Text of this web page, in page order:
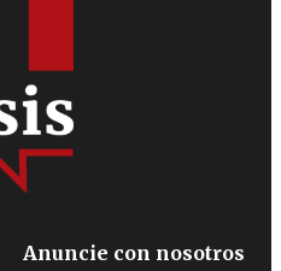
Anuncie con nosotros